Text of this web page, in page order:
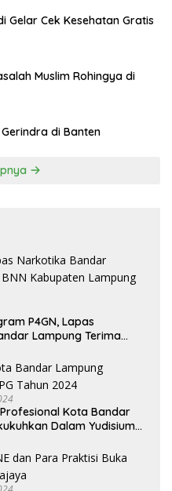
Gelar Cek Kesehatan Gratis
Muslim Rohingya di
di Banten
P4GN, Lapas
Lampung Terima
Profesional Kota Bandar
Dalam Yudisium